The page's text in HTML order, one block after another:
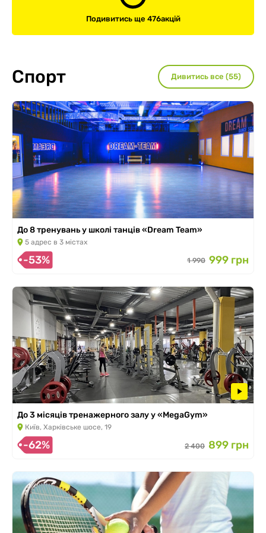
Подивитись ще 476акцій
Спорт Дивитись все (55)
До 8 тренувань у школі танців «Dream Team»
5 адрес в 3 містах
-53% 1 990 999 грн
До 3 місяців тренажерного залу у «MegaGym»
Київ, Харківське шосе, 19
-62% 2 400 899 грн